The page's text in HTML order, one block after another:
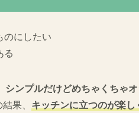
のにしたい
る
シンプルだけどめちゃくちゃ
果、 キッチンに立つのが楽